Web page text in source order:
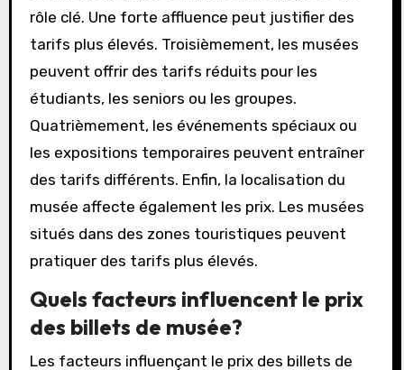
rôle clé. Une forte affluence peut justifier des
tarifs plus élevés. Troisièmement, les musées
peuvent offrir des tarifs réduits pour les
étudiants, les seniors ou les groupes.
Quatrièmement, les événements spéciaux ou
les expositions temporaires peuvent entraîner
des tarifs différents. Enfin, la localisation du
musée affecte également les prix. Les musées
situés dans des zones touristiques peuvent
pratiquer des tarifs plus élevés.
Quels facteurs influencent le prix
des billets de musée?
Les facteurs influençant le prix des billets de